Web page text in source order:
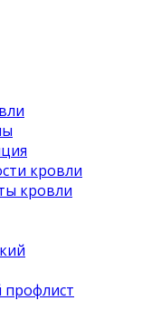
кровли
кровли